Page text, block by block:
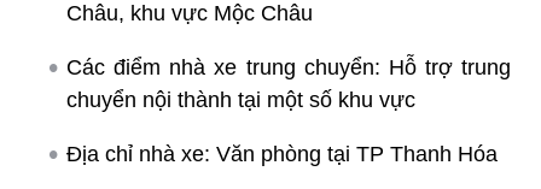
Châu, khu vực Mộc Châu
Các điểm nhà xe trung chuyển: Hỗ trợ trung
chuyển nội thành tại một số khu vực
Địa chỉ nhà xe: Văn phòng tại TP Thanh Hóa